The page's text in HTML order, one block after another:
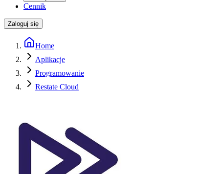
Cennik
Zaloguj się
Home
Aplikacje
Programowanie
Restate Cloud